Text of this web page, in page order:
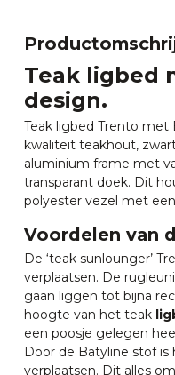
Teak ligbed
design.
Teak ligbed Trento met
kwaliteit teakhout,
aluminium frame met
transparant doek. Dit
polyester vezel met
Voordelen van
De ‘teak sunlounger’
verplaatsen. De
gaan liggen tot bijna
hoogte van het teak
een poosje gelegen
Door de Batyline stof
verplaatsen. Dit alles